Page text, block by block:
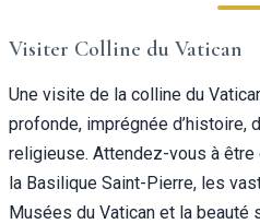
Visiter Colline du Vatican
Une visite de la colline du
profonde, imprégnée d’histoire,
religieuse. Attendez-vous à
la Basilique Saint-Pierre, les
Musées du Vatican et la beauté